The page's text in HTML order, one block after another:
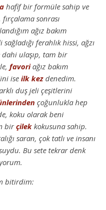
hafif bir formüle sahip ve
sonrası
ağız bakım
ferahlık hissi, ağzı
dahi ulaşıp, tam bir
favoriağız bakım
ise ilk kez denedim.
duş jeli çeşitlerini
çoğunlukla hep
koku olarak beni
birçilek kokusuna sahip.
saran, çok tatlı ve insanı
Bu sete tekrar denk
bitirdim: